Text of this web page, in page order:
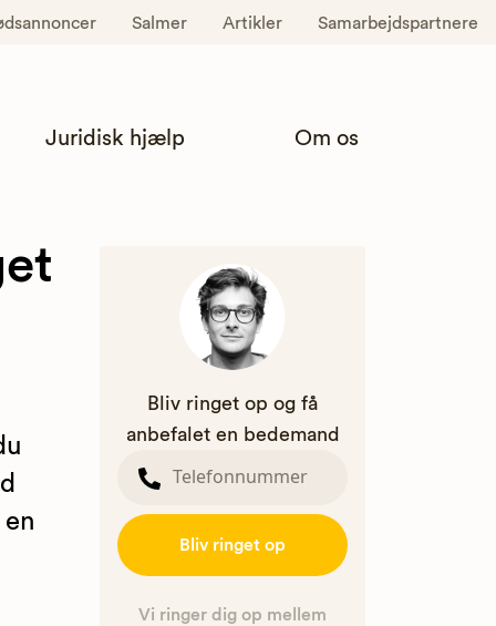
Salmer Artikler Samarbejdspartnere
Juridisk hjælp Om os
Bliv ringet op og få
anbefalet en bedemand
Bliv ringet op
Vi ringer dig op mellem